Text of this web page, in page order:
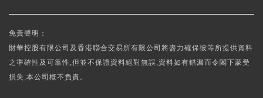
免責聲明：
財華控股有限公司及香港聯合交易所有限公司將盡力確保彼等所提供資料
之準確性及可靠性,但並不保證資料絕對無誤,資料如有錯漏而令閣下蒙受
損失,本公司概不負責。